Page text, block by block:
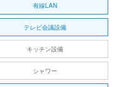
有線LAN
テレビ会議設備
キッチン設備
シャワー